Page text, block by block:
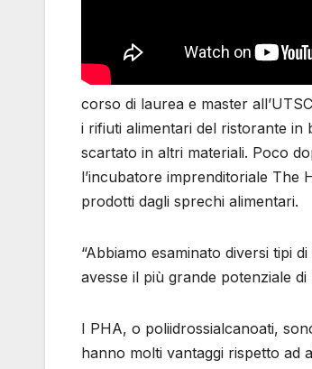
corso di laurea e master
i rifiuti alimentari del ristorante in
scartato in altri materiali. Poco
l’incubatore imprenditoriale
prodotti dagli sprechi alimentari.
“Abbiamo esaminato diversi tipi
avesse il più grande potenziale di
I PHA, o poliidrossialcanoati,
hanno molti vantaggi rispetto ad